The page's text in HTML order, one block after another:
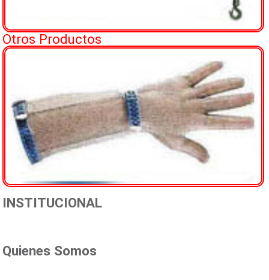
Otros Productos
INSTITUCIONAL
Quienes Somos